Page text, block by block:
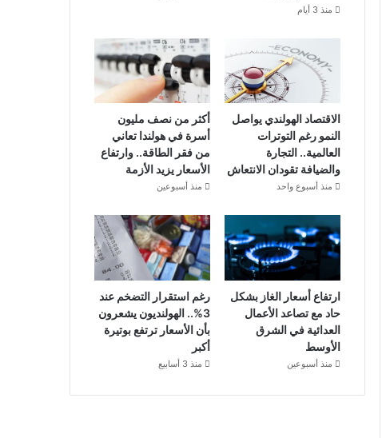
منذ 3 أيام
الاقتصاد الهولندي يواصل
النمو رغم التوترات
العالمية.. التجارة
والضيافة تقودان الانتعاش
منذ أسبوع واحد
أكثر من نصف مليون
أسرة في هولندا تعاني
من فقر الطاقة.. وارتفاع
الأسعار يزيد الأزمة
منذ أسبوعين
ارتفاع أسعار الغاز بشكل
حاد مع تصاعد الأعمال
العدائية في الشرق
الأوسط
منذ أسبوعين
رغم استقرار التضخم عند
3%.. الهولنديون يشعرون
بأن الأسعار ترتفع بوتيرة
أكبر
منذ 3 أسابيع